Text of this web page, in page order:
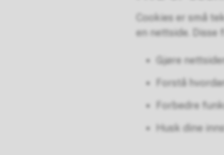
Cookies er små
en nettside. Disse
Gjøre
Forstå
Forbedre
Husk dine